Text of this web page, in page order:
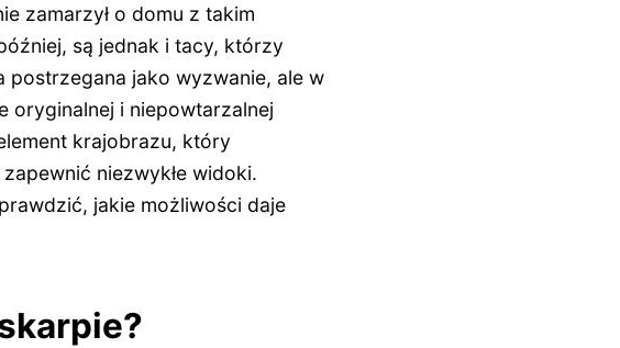
zamarzył o domu z takim
są jednak i tacy, którzy
postrzegana jako wyzwanie, ale w
oryginalnej i niepowtarzalnej
krajobrazu, który
niezwykłe widoki.
jakie możliwości daje